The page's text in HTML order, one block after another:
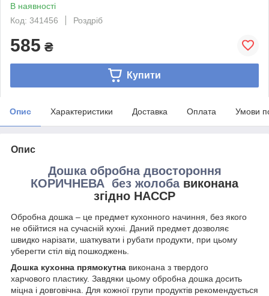
В наявності
Код: 341456
Роздріб
585 ₴
Купити
Опис Характеристики Доставка Оплата Умови
Опис
Дошка обробна двостороння
КОРИЧНЕВА без жолобавиконана
згідно НАССР
Обробна дошка – це предмет кухонного начиння, без якого
не обійтися на сучасній кухні. Даний предмет дозволяє
швидко нарізати, шаткувати і рубати продукти, при цьому
уберегти стіл від пошкоджень.
Дошка кухонна прямокутна виконана з твердого
харчового пластику. Завдяки цьому обробна дошка досить
міцна і довговічна. Для кожної групи продуктів рекомендується